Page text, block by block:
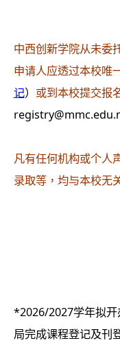
中西创新学院从未委
申请人应透过本校唯
记） 或到本校提交报
凡有任何机构或个人
录取等，均与本校无
*2026/2027学年拟开
局完成课程登记及刊